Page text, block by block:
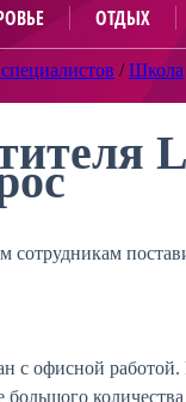
ОТДЫХ
/Школа
сотрудникам
с офисной работой.